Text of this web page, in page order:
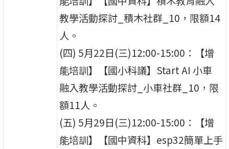
教學活動探討_積木社群_10，限額14
人。
(四) 5月22日(三)12:00-15:00：【增
能培訓】【國小科議】Start AI 小車
融入教學活動探討_小車社群_10，限
額11人。
(五) 5月29日(三)12:00-15:00：【增
能培訓】【國中資科】esp32簡單上手